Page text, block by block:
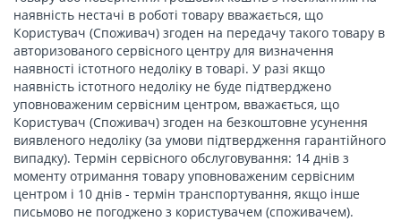
наявність нестачі в роботі товару вважається, що
Користувач (Споживач) згоден на передачу такого товару в
авторизованого сервісного центру для визначення
наявності істотного недоліку в товарі. У разі якщо
наявність істотного недоліку не буде підтверджено
уповноваженим сервісним центром, вважається, що
Користувач (Споживач) згоден на безкоштовне усунення
виявленого недоліку (за умови підтвердження гарантійного
випадку). Термін сервісного обслуговування: 14 днів з
моменту отримання товару уповноваженим сервісним
центром і 10 днів - термін транспортування, якщо інше
письмово не погоджено з користувачем (споживачем).